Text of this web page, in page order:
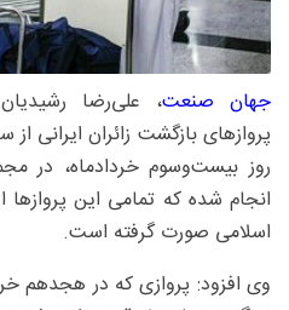
جهان صنعت، علی‌رضا
پروازهای بازگشت زائران ایرانی
انجام شده که تمامی این
اسلامی صورت گرفته است.
وی افزود: پروازی که در هجدهم